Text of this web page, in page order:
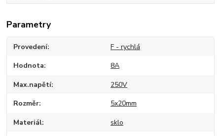
Parametry
Provedení F - rychlá
Hodnota 8A
Max.napětí 250V
Rozměr 5x20mm
Materiál sklo